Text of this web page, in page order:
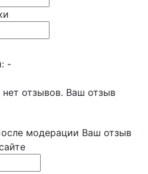
-
отзывов. Ваш отзыв
модерации Ваш отзыв